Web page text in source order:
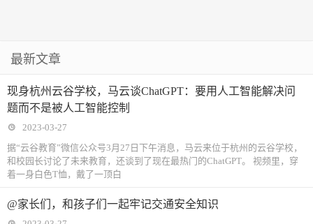
最新文章
现身杭州云谷学校，马云谈ChatGPT：要用人工智能解决问
题而不是被人工智能控制
2023-03-27
据“云谷教育”微信公众号3月27日下午消息，马云来位于杭州的云谷学校，
和校园长讨论了未来教育，还谈到了现在最热门的ChatGPT。 视频里，穿
着一身白色T恤，戴了一顶白
@家长们，和孩子们一起牢记交通安全知识